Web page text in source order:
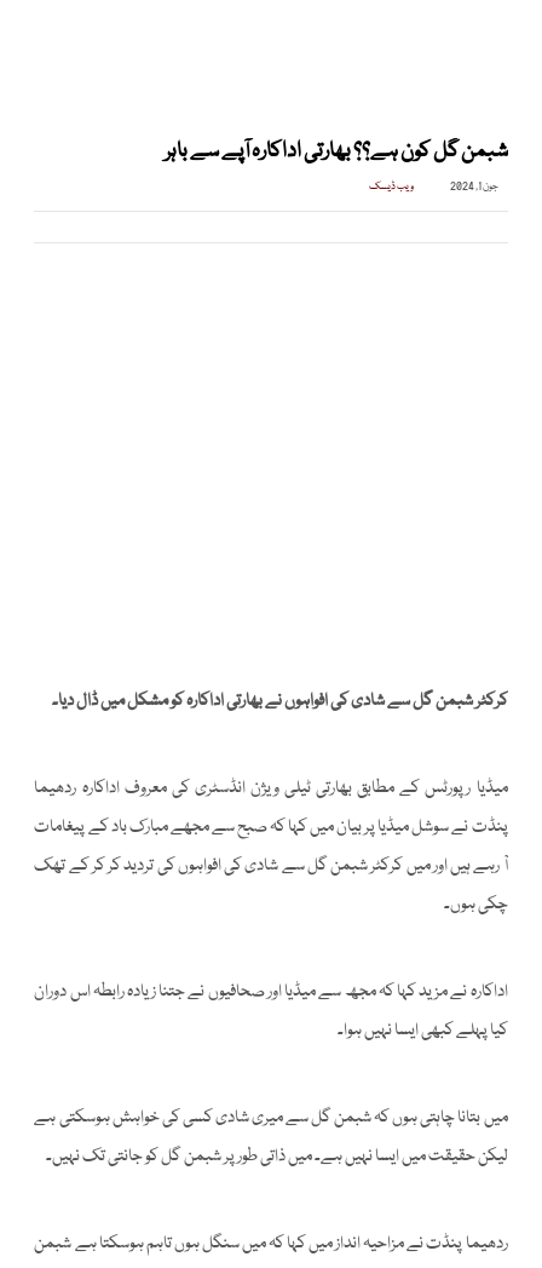
شبمن گل کون ہے؟؟ بھارتی اداکارہ آپے سے باہر
جون 1, 2024 ویب ڈیسک
کرکٹر شبمن گل سے شادی کی افواہوں نے بھارتی اداکارہ کو مشکل میں ڈال دیا۔
میڈیا رپورٹس کے مطابق بھارتی ٹیلی ویژن انڈسٹری کی معروف اداکارہ ردھیما
پنڈت نے سوشل میڈیا پر بیان میں کہا کہ صبح سے مجھے مبارک باد کے پیغامات
آ رہے ہیں اور میں کرکٹر شبمن گل سے شادی کی افواہوں کی تردید کر کر کے تھک
چکی ہوں۔
اداکارہ نے مزید کہا کہ مجھ سے میڈیا اور صحافیوں نے جتنا زیادہ رابطہ اس دوران
کیا پہلے کبھی ایسا نہیں ہوا۔
میں بتانا چاہتی ہوں کہ شبمن گل سے میری شادی کسی کی خواہش ہوسکتی ہے
لیکن حقیقت میں ایسا نہیں ہے۔ میں ذاتی طور پر شبمن گل کو جانتی تک نہیں۔
ردھیما پنڈت نے مزاحیہ انداز میں کہا کہ میں سنگل ہوں تاہم ہوسکتا ہے شبمن